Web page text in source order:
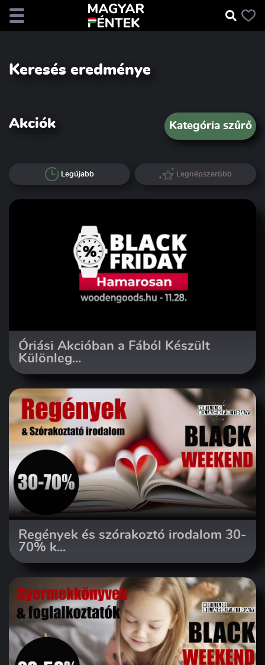
Keresés eredménye
Akciók Kategória szűrő
Legújabb Legnépszerűbb
Óriási Akcióban a Fából Készült
Különleg...
Regények és szórakoztó irodalom 30-
70% k...